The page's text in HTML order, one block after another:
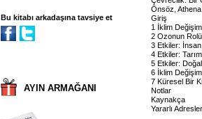
Bu kitabı arkadaşına tavsiye et
AYIN ARMAĞANI
Önsöz,
Giriş
1 İklim
2 Ozonun Rolü
3 Etkiler: İnsan
4 Etkiler:
5 Etkiler:
6 İklim
7 Küresel Bir
Notlar
Kaynakça
Yararlı Adresler